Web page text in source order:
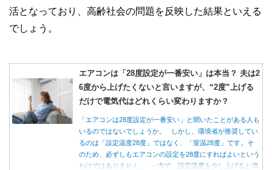
活となっており、高齢社会の問題を反映した結果といえる
でしょう。
エアコンは「28度設定が一番安い」は本当？ 夫は2
6度から上げたくないと言いますが、“2度”上げる
だけで電気代はどれくらい変わりますか？
「エアコンは28度設定が一番安い」と聞いたことがある人も
いるのではないでしょうか。 しかし、環境省が推奨してい
るのは「設定温度28度」ではなく、「室温28度」です。そ
のため、必ずしもエアコンの設定を28度にすればよいという
わけではありません。 一方で、設定温度を少し上げると消